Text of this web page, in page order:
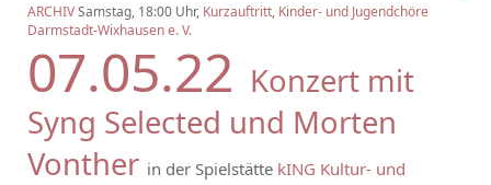
ARCHIVSamstag, 18:00 Uhr, Kurzauftritt, Kinder- und Jugendchöre
Darmstadt-Wixhausen e. V.
07.05.22 Konzert mit
Syng Selected und Morten
Vonther in der Spielstätte kING Kultur- und